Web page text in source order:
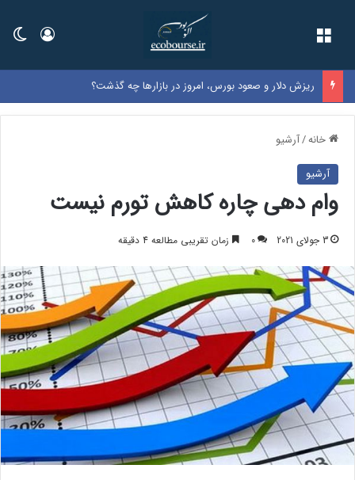
ورود
ریزش دلار و صعود بورس، امروز در بازارها چه گذشت؟
خانه/آرشیو
آرشیو
وام دهی چاره کاهش تورم نیست
3 جولای 2021 0 زمان تقریبی مطالعه 4 دقیقه